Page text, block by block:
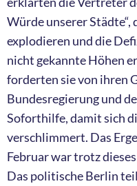
Würde unserer Städte“,
explodieren und die
nicht gekannte Höhen
forderten sie von ihren
Bundesregierung und
Soforthilfe, damit sich
verschlimmert. Das
Februar war trotz
Das politische Berlin